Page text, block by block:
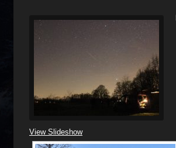
View Slideshow